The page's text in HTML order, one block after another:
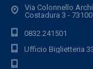
Via Colonnello
Costadura 3 -
0832.241501
Ufficio Biglietteria